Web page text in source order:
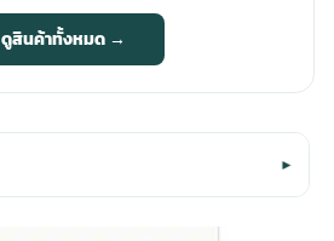
ดูสินค้าทั้งหมด →
▾